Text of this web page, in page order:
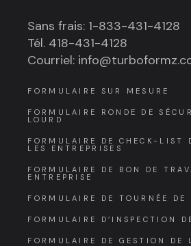
Sans frais: 1-833-431-4128
Tél. 418-431-4128
Courriel:
FORMULAIRE SUR MESURE
FORMULAIRE RONDE DE
LOURD
FORMULAIRE DE CHECK-LIST
LES ENTREPRISES
FORMULAIRE DE BON DE
ENTREPRISE
FORMULAIRE DE TOURNÉE DE
FORMULAIRE D’INSPECTION
FORMULAIRE DE GESTION DE